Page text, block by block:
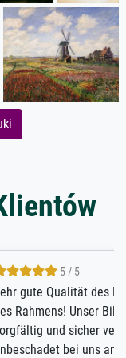
und
dass es
nicht